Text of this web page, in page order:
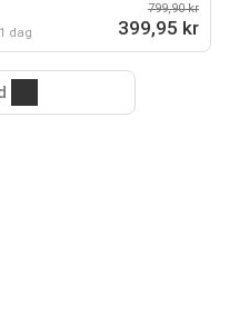
1 dag
799,90 kr
399,95 kr